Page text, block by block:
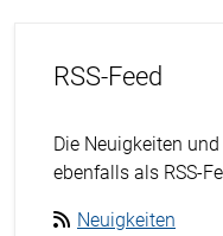
RSS-Feed
Die Neuigkeiten
ebenfalls als RSS-
Neuigkeiten